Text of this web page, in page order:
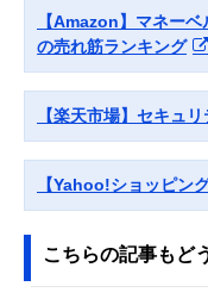
ーフ)
セーフ
トラ
トベ
Amazonで見る
リポ
ウエ
Amazonで見る
【Amazon】マネー
の売れ筋ランキング
【楽天市場】セキュ
【Yahoo!ショッピン
こちらの記事もど